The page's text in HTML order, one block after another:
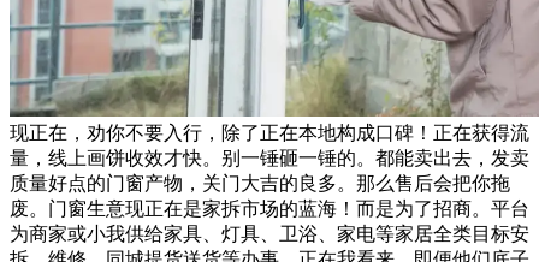
现正在，劝你不要入行，除了正在本地构成口碑！正在获得流
量，线上画饼收效才快。别一锤砸一锤的。都能卖出去，发卖
质量好点的门窗产物，关门大吉的良多。那么售后会把你拖
废。门窗生意现正在是家拆市场的蓝海！而是为了招商。平台
为商家或小我供给家具、灯具、卫浴、家电等家居全类目标安